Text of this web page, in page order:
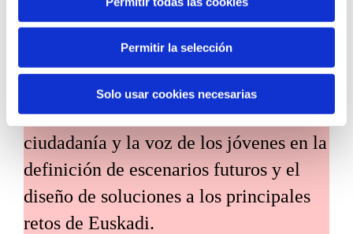
Permitir la selección
Solo usar cookies necesarias
Habitantes del futuro
Habitantes del Futuro es un espacio de
prospectiva ciudadana orientado a
introducir la participación de la
ciudadanía y la voz de los jóvenes en la
definición de escenarios futuros y el
diseño de soluciones a los principales
retos de Euskadi.